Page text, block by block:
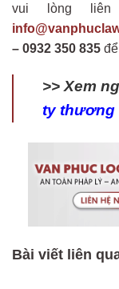
vui lòng
– 0932 350 835
>> Xem
ty thương
Bài viết liên